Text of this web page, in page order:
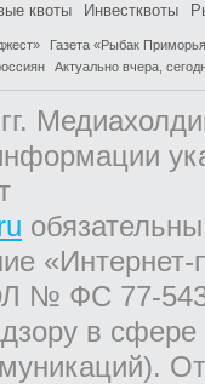
квоты Инвестквоты
Газета «Рыбак
Актуально вчера,
№ ФС 77-
в